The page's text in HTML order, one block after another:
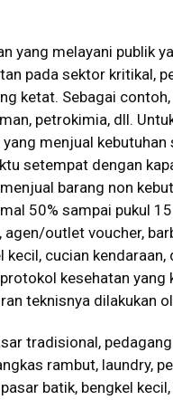
yang melayani publik
pada sektor kritikal,
ketat. Sebagai
petrokimia, dll.
menjual
setempat dengan
barang non
50% sampai pukul
outlet voucher,
kecil, cucian
kesehatan yang
teknisnya dilakukan
tradisional,
rambut, laundry,
batik, bengkel